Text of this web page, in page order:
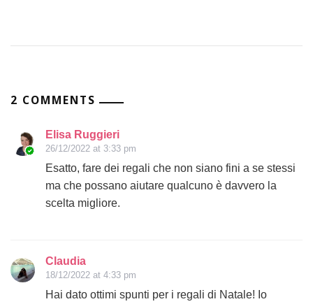
2 COMMENTS
Elisa Ruggieri
26/12/2022 at 3:33 pm
Esatto, fare dei regali che non siano fini a se stessi
ma che possano aiutare qualcuno è davvero la
scelta migliore.
Claudia
18/12/2022 at 4:33 pm
Hai dato ottimi spunti per i regali di Natale! Io